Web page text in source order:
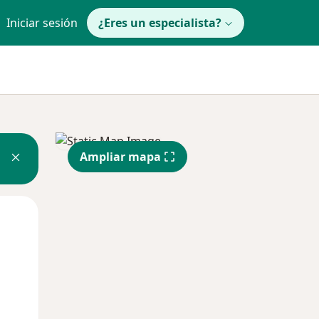
Iniciar sesión ¿Eres un especialista?
Ampliar mapa